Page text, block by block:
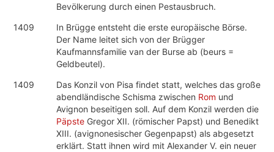
Bevölkerung durch einen Pestausbruch.
1409
In Brügge entsteht die erste europäische Börse.
Der Name leitet sich von der Brügger
Kaufmannsfamilie van der Burse ab (beurs =
Geldbeutel).
1409
Das Konzil von Pisa findet statt, welches das große
abendländische Schisma zwischen Rom und
Avignon beseitigen soll. Auf dem Konzil werden die
Päpste Gregor XII. (römischer Papst) und Benedikt
XIII. (avignonesischer Gegenpapst) als abgesetzt
erklärt. Statt ihnen wird mit Alexander V. ein neuer